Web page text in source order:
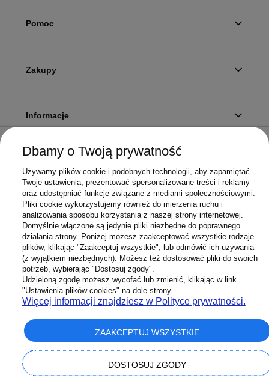
Pomoc
Zakupy
Informacje
Twoje konto
Sklep
Infolinia: 603 658 272
Mail:Sklep@Superbateria.pl
(pon-pt 8:00-15:30)
Dbamy o Twoją prywatność
Używamy plików cookie i podobnych technologii, aby zapamiętać
Twoje ustawienia, prezentować spersonalizowane treści i reklamy
oraz udostępniać funkcje związane z mediami społecznościowymi.
Pliki cookie wykorzystujemy również do mierzenia ruchu i
analizowania sposobu korzystania z naszej strony internetowej.
Domyślnie włączone są jedynie pliki niezbędne do poprawnego
działania strony. Poniżej możesz zaakceptować wszystkie rodzaje
plików, klikając "Zaakceptuj wszystkie", lub odmówić ich używania
(z wyjątkiem niezbędnych). Możesz też dostosować pliki do swoich
potrzeb, wybierając "Dostosuj zgody".
Udzieloną zgodę możesz wycofać lub zmienić, klikając w link
"Ustawienia plików cookies" na dole strony.
Więcej informacji znajdziesz w Polityce prywatności.
ZAAKCEPTUJ WSZYSTKIE
DOSTOSUJ ZGODY